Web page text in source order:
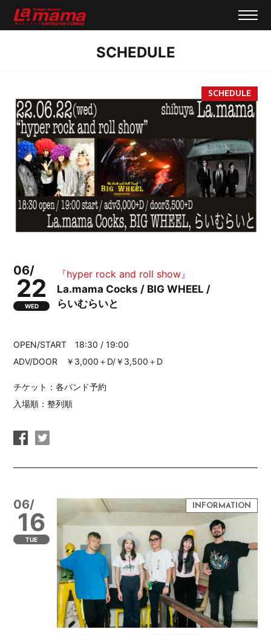
SCHEDULE
06/
22
WED
『hyper rock and roll show』
La.mama Cocks / BIG WHEEL /
らいむらいと
OPEN/START 18:30 / 19:00
ADV/DOOR ￥3,000＋D/￥3,500＋D
チケット：各バンド予約
入場順：整列順
06/
16
TUE